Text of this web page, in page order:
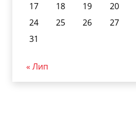
17
18 19 20
24
25 26 27
31
« Лип